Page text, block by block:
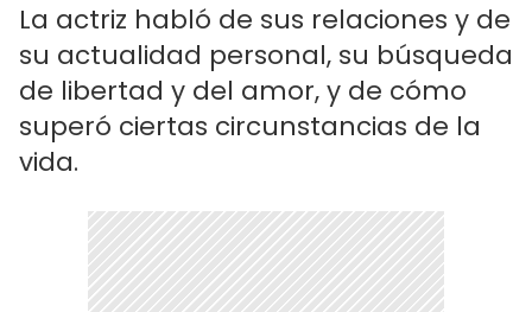
La actriz habló de sus relaciones y de
su actualidad personal, su búsqueda
de libertad y del amor, y de cómo
superó ciertas circunstancias de la
vida.